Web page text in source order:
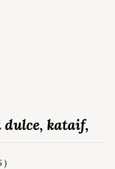
dulce, kataif,
)